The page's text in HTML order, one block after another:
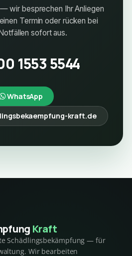
wir besprechen Ihr Anliegen
Termin oder rücken bei
sofort aus.
1553 5544
WhatsApp
kraft.de
Kraft
Schädlingsbekämpfung — für
Wir bearbeiten